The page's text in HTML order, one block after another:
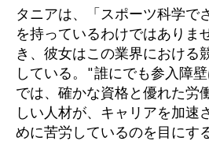
タニアは、「スポーツ科学で
を持っているわけではありま
き、彼女はこの業界における
している。"誰にでも参入障
では、確かな資格と優れた労
しい人材が、キャリアを加速
めに苦労しているのを目にす